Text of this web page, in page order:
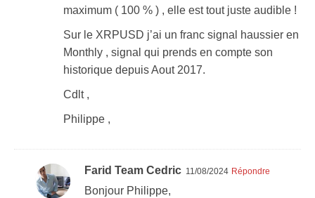
maximum ( 100 % ) , elle est tout juste audible !
Sur le XRPUSD j’ai un franc signal haussier en
Monthly , signal qui prends en compte son
historique depuis Aout 2017.
Cdlt ,
Philippe ,
Farid Team Cedric 11/08/2024 Répondre
Bonjour Philippe,